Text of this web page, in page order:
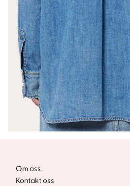
Om oss
Kontakt oss